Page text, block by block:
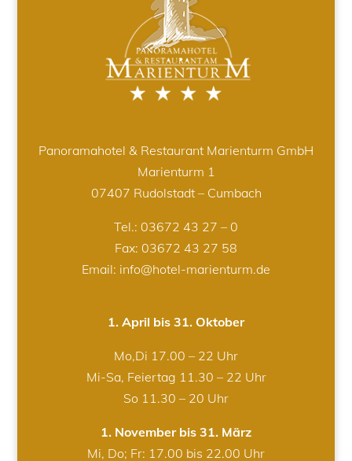
Panoramahotel & Restaurant Marienturm GmbH
Marienturm 1
07407 Rudolstadt – Cumbach
Tel.: 03672 43 27 – 0
Fax: 03672 43 27 58
Email: info@hotel-marienturm.de
1. April bis 31. Oktober
Mo,Di 17.00 – 22 Uhr
Mi-Sa, Feiertag 11.30 – 22 Uhr
So 11.30 – 20 Uhr
1. November bis 31. März
Mi, Do; Fr: 17.00 bis 22.00 Uhr